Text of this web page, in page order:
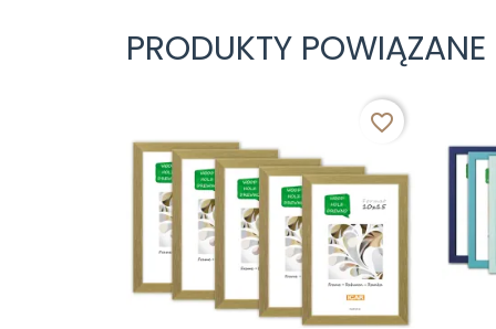
PRODUKTY POWIĄZANE
favorite_border